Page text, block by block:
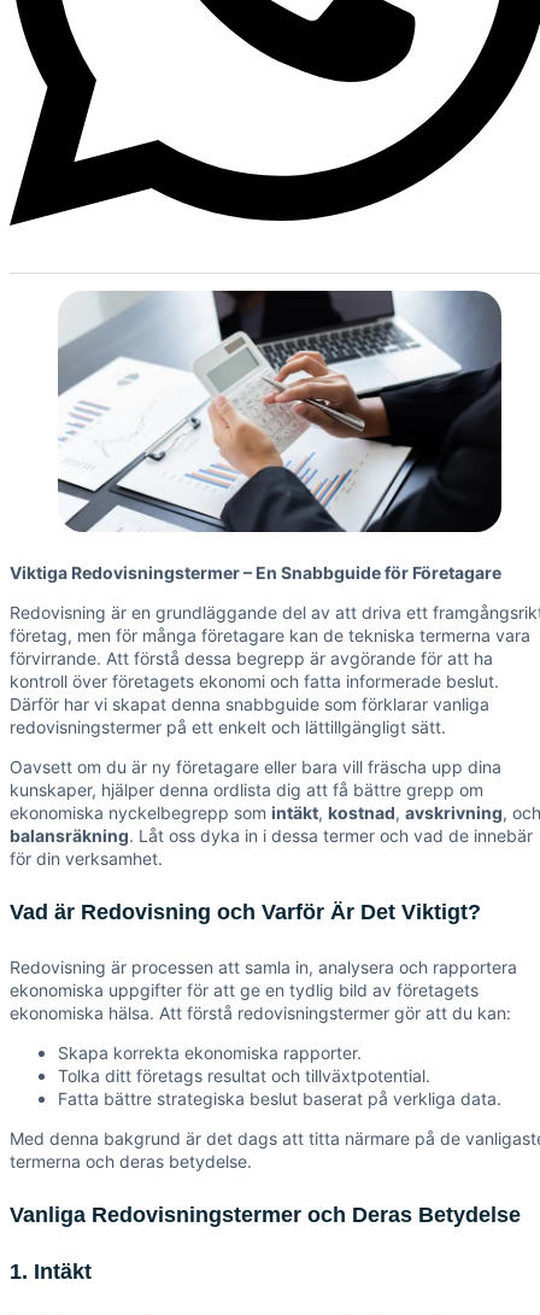
Viktiga Redovisningstermer – En Snabbguide för Företagare
Redovisning är en grundläggande del av att driva ett
företag, men för många företagare kan de tekniska termerna vara
förvirrande. Att förstå dessa begrepp är avgörande för att ha
kontroll över företagets ekonomi och fatta informerade beslut.
Därför har vi skapat denna snabbguide som förklarar vanliga
redovisningstermer på ett enkelt och lättillgängligt sätt.
Oavsett om du är ny företagare eller bara vill fräscha upp dina
kunskaper, hjälper denna ordlista dig att få bättre grepp om
ekonomiska nyckelbegrepp som intäkt, kostnad, avskrivning, och
balansräkning. Låt oss dyka in i dessa termer och vad de innebär
för din verksamhet.
Vad är Redovisning och Varför Är Det Viktigt?
Redovisning är processen att samla in, analysera och rapportera
ekonomiska uppgifter för att ge en tydlig bild av företagets
ekonomiska hälsa. Att förstå redovisningstermer gör att du kan:
Skapa korrekta ekonomiska rapporter.
Tolka ditt företags resultat och tillväxtpotential.
Fatta bättre strategiska beslut baserat på verkliga data.
Med denna bakgrund är det dags att titta närmare på de
termerna och deras betydelse.
Vanliga Redovisningstermer och Deras Betydelse
1. Intäkt